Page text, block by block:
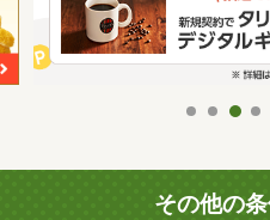
その他の